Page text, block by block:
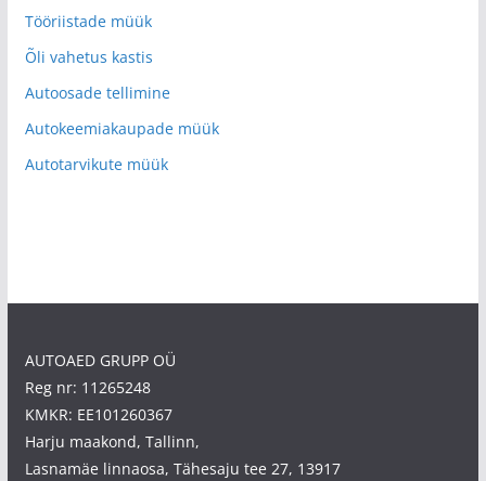
Tööriistade müük
Õli vahetus kastis
Autoosade tellimine
Autokeemiakaupade müük
Autotarvikute müük
AUTOAED GRUPP OÜ
Reg nr: 11265248
KMKR: EE101260367
Harju maakond, Tallinn,
Lasnamäe linnaosa, Tähesaju tee 27, 13917